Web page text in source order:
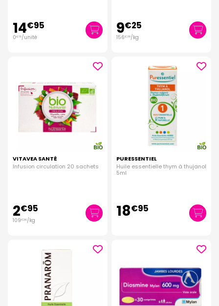
14€95
0€75/unité 9€25
156€78/kg
VITAVEA SANTÉ
Infusion circulation 20 sachets
2€95
109€26/kg
PURESSENTIEL
Huile essentielle thym à thujanol
5ml
18€95